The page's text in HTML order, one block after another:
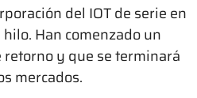
del IOT de serie en
Han comenzado un
y que se terminará
mercados.